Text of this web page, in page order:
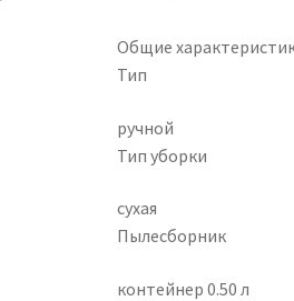
Общие
Тип
ручной
Тип уборки
сухая
Пылесборник
контейнер 0.50 л